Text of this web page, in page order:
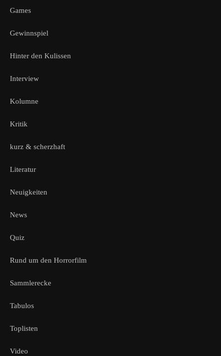
Games
Gewinnspiel
Hinter den Kulissen
Interview
Kolumne
Kritik
kurz & scherzhaft
Literatur
Neuigkeiten
News
Quiz
Rund um den Horrorfilm
Sammlerecke
Tabulos
Toplisten
Video